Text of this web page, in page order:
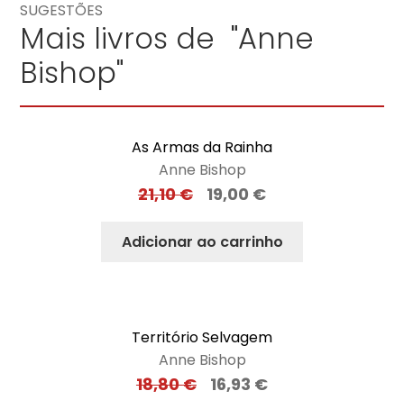
SUGESTÕES
Mais livros de "Anne
Bishop"
As Armas da Rainha
Anne Bishop
21,10€ 19,00 €
Adicionar ao carrinho
Território Selvagem
Anne Bishop
18,80€ 16,93 €